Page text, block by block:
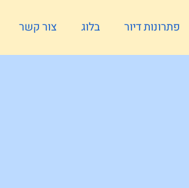
פתרונות דיור בלוג צור קשר